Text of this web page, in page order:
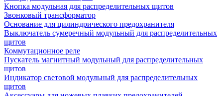
Кнопка модульная для распределительных щитов
Звонковый трансформатор
Основание для цилиндрического предохранителя
Выключатель сумеречный модульный для распределительных
щитов
Коммутационное реле
Пускатель магнитный модульный для распределительных
щитов
Индикатор световой модульный для распределительных
щитов